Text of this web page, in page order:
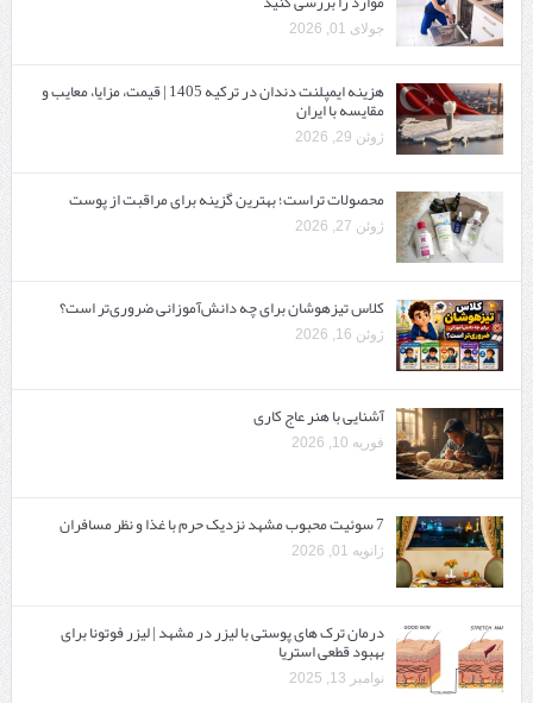
جولای 01, 2026
هزینه ایمپلنت دندان در ترکیه 1405 | قیمت، مزایا، معایب و
مقایسه با ایران
ژوئن 29, 2026
محصولات تراست؛ بهترین گزینه برای مراقبت از پوست
ژوئن 27, 2026
کلاس تیزهوشان برای چه دانش‌آموزانی ضروری‌تر است؟
ژوئن 16, 2026
آشنایی با هنر عاج کاری
فوریه 10, 2026
7 سوئیت محبوب مشهد نزدیک حرم با غذا و نظر مسافران
ژانویه 01, 2026
درمان ترک های پوستی با لیزر در مشهد | لیزر فوتونا برای
بهبود قطعی استریا
نوامبر 13, 2025